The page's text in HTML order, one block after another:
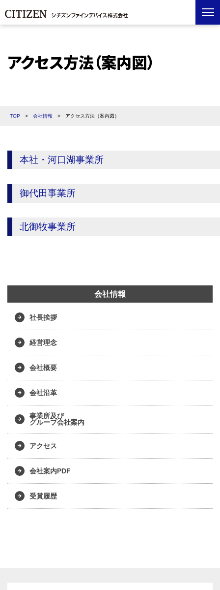
アクセス方法（案内図）
TOP > 会社情報 > アクセス方法（案内図）
本社・河口湖事業所
御代田事業所
北御牧事業所
会社情報
社長挨拶
経営理念
会社概要
会社沿革
事業所及び
グループ会社案内
アクセス
会社案内PDF
受賞履歴